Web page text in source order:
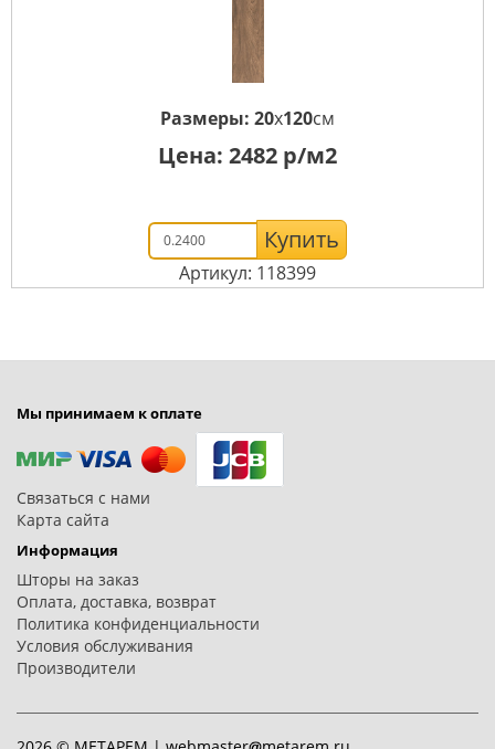
Размеры: 20x120см
Цена: 2482 р/м2
Купить
Артикул: 118399
Мы принимаем к оплате
Связаться с нами
Карта сайта
Информация
Шторы на заказ
Оплата, доставка, возврат
Политика конфиденциальности
Условия обслуживания
Производители